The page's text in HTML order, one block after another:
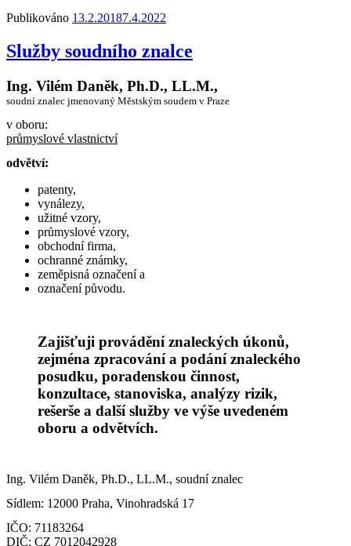
Publikováno 13.2.20187.4.2022
Služby soudního znalce
Ing. Vilém Daněk, Ph.D., LL.M.,
soudní znalec jmenovaný Městským soudem v Praze
v oboru:
průmyslové vlastnictví
odvětví:
patenty,
vynálezy,
užitné vzory,
průmyslové vzory,
obchodní firma,
ochranné známky,
zeměpisná označení a
označení původu.
Zajišťuji provádění znaleckých úkonů,
zejména zpracování a podání znaleckého
posudku, poradenskou činnost,
konzultace, stanoviska, analýzy rizik,
rešerše a další služby ve výše uvedeném
oboru a odvětvích.
Ing. Vilém Daněk, Ph.D., LL.M., soudní znalec
Sídlem: 12000 Praha, Vinohradská 17
IČO: 71183264
DIČ: CZ 7012042928